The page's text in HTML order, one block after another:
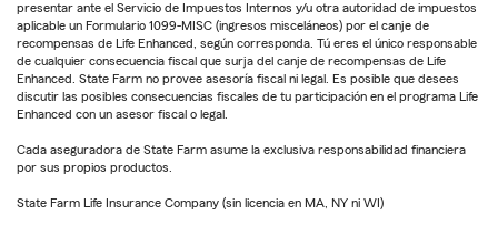
presentar ante el Servicio de Impuestos Internos y/u otra autoridad de impuestos
aplicable un Formulario 1099-MISC (ingresos misceláneos) por el canje de
recompensas de Life Enhanced, según corresponda. Tú eres el único responsable
de cualquier consecuencia fiscal que surja del canje de recompensas de Life
Enhanced. State Farm no provee asesoría fiscal ni legal. Es posible que desees
discutir las posibles consecuencias fiscales de tu participación en el programa Life
Enhanced con un asesor fiscal o legal.
Cada aseguradora de State Farm asume la exclusiva responsabilidad financiera
por sus propios productos.
State Farm Life Insurance Company (sin licencia en MA, NY ni WI)